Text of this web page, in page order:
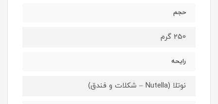
حجم
250 گرم
رایحه
نوتلا (Nutella – شکلات و فندق)